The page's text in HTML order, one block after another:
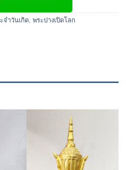
จำวันเกิด พระปางเปิดโลก